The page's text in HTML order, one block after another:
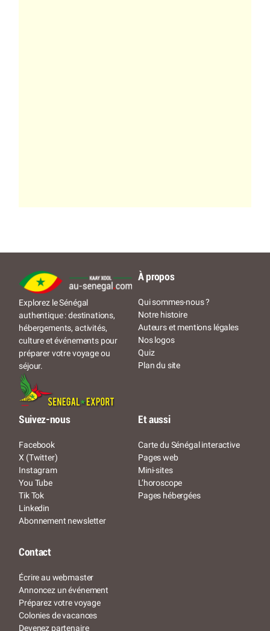
Explorez le Sénégal
authentique : destinations,
hébergements, activités,
culture et événements pour
préparer votre voyage ou
séjour.
À propos
Qui sommes-nous ?
Notre histoire
Auteurs et mentions légales
Nos logos
Quiz
Plan du site
Suivez-nous
Facebook
X (Twitter)
Instagram
You Tube
Tik Tok
Linkedin
Abonnement newsletter
Et aussi
Carte du Sénégal interactive
Pages web
Mini-sites
L’horoscope
Pages hébergées
Contact
Écrire au webmaster
Annoncez un événement
Préparez votre voyage
Colonies de vacances
Devenez partenaire